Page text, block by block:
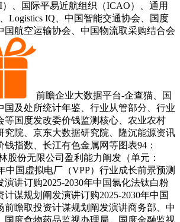
、国际平易近航组织（ICAO）、通用
Logistics IQ、中国智能交通协会、国度
国航空运输协会、中国物流取采购结合会
前瞻企业大数据平台-企查猫、国
国及处所统计年鉴、行业从管部分、行业
等国度发改委价钱监测核心、农业农村
究院、京东大数据研究院、隆沉能源资讯
钱指数、长江有色金属网等图表94：
股份无限公司盈利能力阐发（单元：
中国虚拟电厂（VPP）行业成长前景预测
讲订购2025-2030年中国氯化法钛白粉
谋规划阐发演讲订购2025-2030年中国
前瞻取投资计谋规划阐发演讲商务部、中